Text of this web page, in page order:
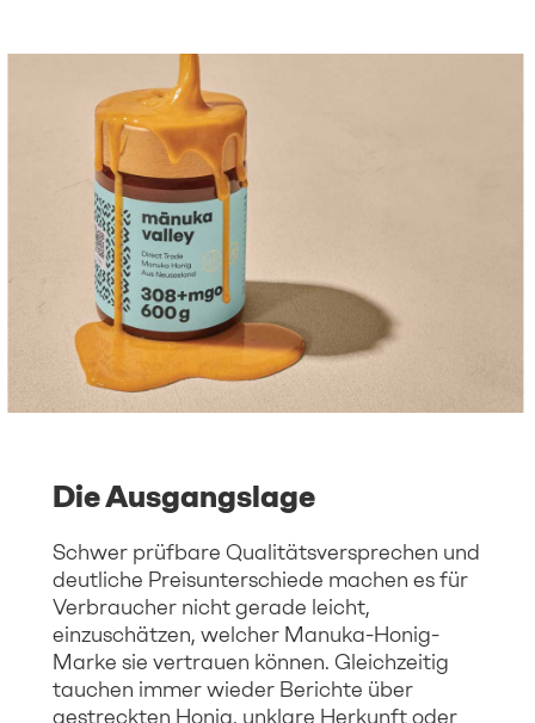
Die Ausgangslage
Schwer prüfbare Qualitätsversprechen und
deutliche Preisunterschiede machen es für
Verbraucher nicht gerade leicht,
einzuschätzen, welcher Manuka-Honig-
Marke sie vertrauen können. Gleichzeitig
tauchen immer wieder Berichte über
gestreckten Honig, unklare Herkunft oder